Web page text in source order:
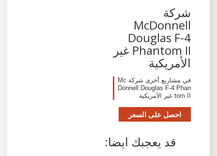
شركة
McDonnell
Douglas F-4
Phantom II غير
الأمريكية
في مشاريع أخرى شركة Mc
Donnell Douglas F-4 Phan
tom II غير الأمريكية
احصل على السعر
قد يعجبك ايضا: